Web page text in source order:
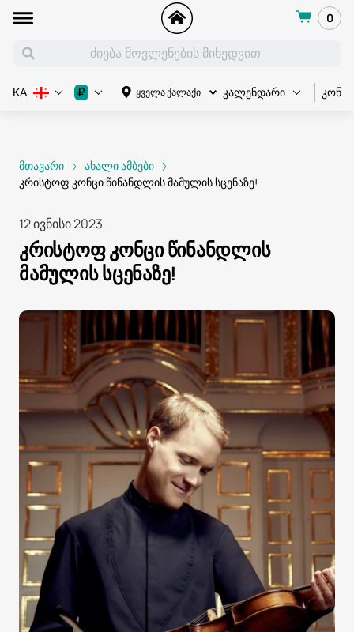
0
ყველა ქალაქი კალენდარი
KA ₽
მთავარი
ახალი ამბები
კრისტოფ კონცი წინანდლის მამულის სცენაზე!
12 ივნისი 2023
კრისტოფ კონცი წინანდლის
მამულის სცენაზე!